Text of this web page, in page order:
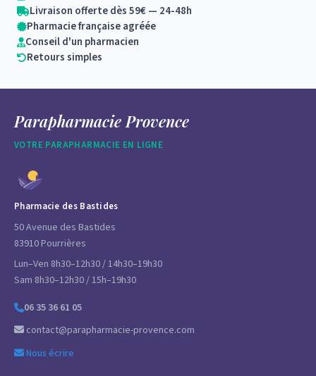
Livraison offerte dès 59€ — 24-48h
Pharmacie française agréée
Conseil d'un pharmacien
Retours simples
Parapharmacie Provence
VOTRE PARAPHARMACIE EN LIGNE
Pharmacie des Bastides
50 Avenue des Bastides
83910 Pourrières
Lun–Ven 8h30–12h30 / 14h30–19h30
Sam 8h30–12h30 / 15h–19h30
06 35 36 61 05
contact@parapharmacie-provence.com
Nous écrire